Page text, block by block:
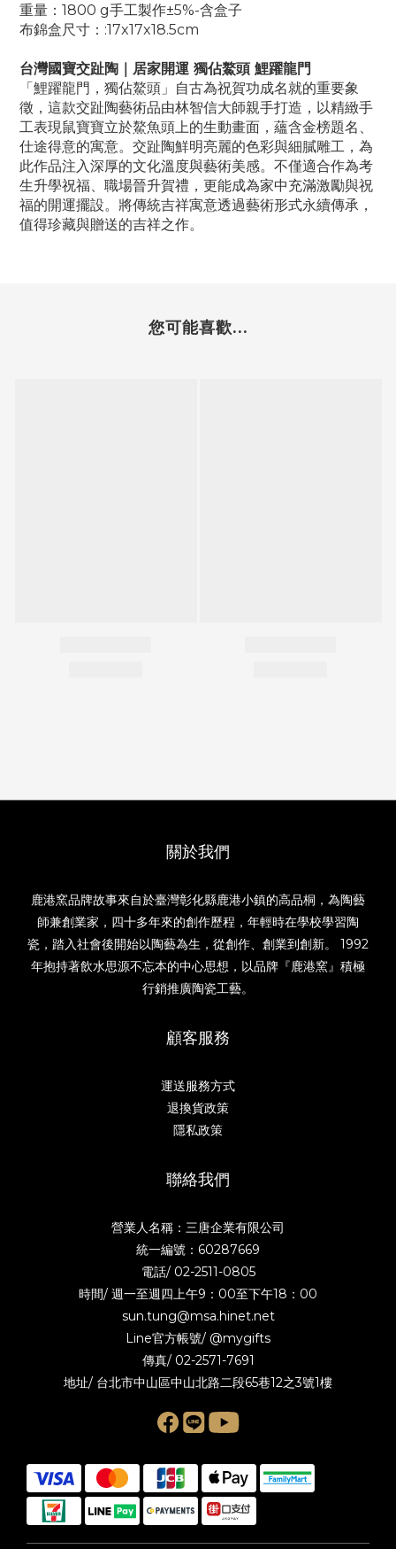
重量：1800 g手工製作±5%-含盒子
布錦盒尺寸：:17x17x18.5cm
台灣國寶交趾陶｜居家開運 獨佔鰲頭 鯉躍龍門
「鯉躍龍門，獨佔鰲頭」自古為祝賀功成名就的重要象
徵，這款交趾陶藝術品由林智信大師親手打造，以精緻手
工表現鼠寶寶立於鰲魚頭上的生動畫面，蘊含金榜題名、
仕途得意的寓意。交趾陶鮮明亮麗的色彩與細膩雕工，為
此作品注入深厚的文化溫度與藝術美感。不僅適合作為考
生升學祝福、職場晉升賀禮，更能成為家中充滿激勵與祝
福的開運擺設。將傳統吉祥寓意透過藝術形式永續傳承，
值得珍藏與贈送的吉祥之作。
您可能喜歡...
關於我們
鹿港窯品牌故事來自於臺灣彰化縣鹿港小鎮的高品桐，為陶藝
師兼創業家，四十多年來的創作歷程，年輕時在學校學習陶
瓷，踏入社會後開始以陶藝為生，從創作、創業到創新。 1992
年抱持著飲水思源不忘本的中心思想，以品牌『鹿港窯』積極
行銷推廣陶瓷工藝。
顧客服務
運送服務方式
退換貨政策
隱私政策
聯絡我們
營業人名稱：三唐企業有限公司
統一編號：60287669
電話/ 02-2511-0805
時間/ 週一至週四上午9：00至下午18：00
sun.tung@msa.hinet.net
Line官方帳號/ @mygifts
傳真/ 02-2571-7691
地址/ 台北市中山區中山北路二段65巷12之3號1樓